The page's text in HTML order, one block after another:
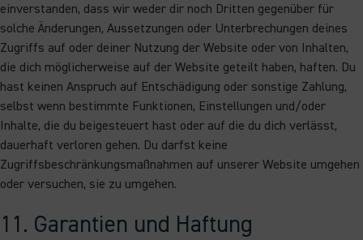
einverstanden, dass wir weder dir noch Dritten gegenüber für
solche Änderungen, Aussetzungen oder Unterbrechungen deines
Zugriffs auf oder deiner Nutzung der Website oder von Inhalten,
die dich möglicherweise auf der Website geteilt haben, haften. Du
hast keinen Anspruch auf Entschädigung oder sonstige Zahlung,
selbst wenn bestimmte Funktionen, Einstellungen und/oder
Inhalte, die du beigesteuert hast oder auf die du dich verlässt,
dauerhaft verloren gehen. Du darfst keine
Zugriffsbeschränkungsmaßnahmen auf unserer Website umgehen
oder versuchen, sie zu umgehen.
11. Garantien und Haftung